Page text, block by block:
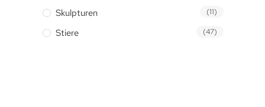
Skulpturen (11)
Stiere (47)